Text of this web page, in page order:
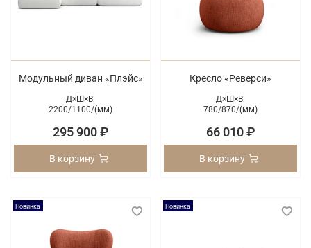
Модульный диван «Плэйс»
Д×Ш×В:
2200/1100/(мм)
295 900 ₽
В корзину
Кресло «Реверси»
Д×Ш×В:
780/870/(мм)
66 010 ₽
В корзину
Новинка Новинка